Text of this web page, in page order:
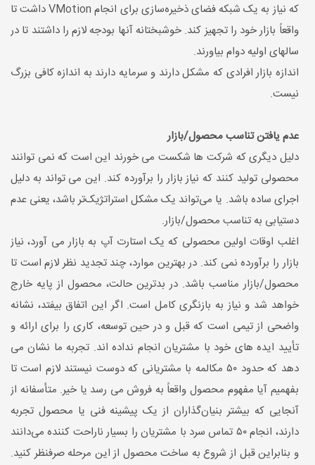
که نیاز به یک شبکه فضای ذخیره‌سازی برای انجام VMotion داشت تا
واقعاً بازار خود را تجهیز کند. خوشبختانه آنها بودجه لازم را داشتند تا در
سالهای اولیه دوام بیاورند.
اندازه بازار افرادی که مشکل دارند و سرمایه دارند به اندازه کافی بزرگ
نیست.
عدم یافتن تناسب محصول/بازار
دلیل دیگری که شرکت ها شکست می خورند این است که نمی توانند
محصولی تولید کنند که نیاز بازار را برآورده کند. این می تواند به دلیل
اجرای ساده باشد. یا می‌تواند یک مشکل استراتژیک‌تر باشد، یعنی عدم
دستیابی به تناسب محصول/بازار.
اغلب اوقات اولین محصولی که یک استارت آپ به بازار می آورد، نیاز
بازار را برآورده نمی کند. در بهترین موارد، چند تجدید نظر لازم است تا
محصول/بازار مناسب باشد. در بدترین حالت، محصول از پایه خارج
خواهد شد و نیاز به بازنگری کامل است. اگر این اتفاق بیفتد، نشانه
واضحی از تیمی است که قبل و در حین توسعه، کاری را برای ارائه و
تأیید ایده های خود با مشتریان انجام نداده اند. تجربه ما نشان می
دهد که حدود ۵۰ مکالمه با مشتریانی که دوست نیستند لازم است تا
بفهمیم آیا مفهوم محصول واقعاً به فروش می رسد یا خیر. متأسفانه از
آنجایی که بیشتر بنیان‌گذاران از یک پیشینه فنی یا محصول تجربه
دارند، انجام ۵۰ تماس سرد با مشتریان را بسیار ناراحت کننده می‌دانند
و بنابراین قبل از شروع به ساخت محصول از این مرحله صرفنظر کنید.